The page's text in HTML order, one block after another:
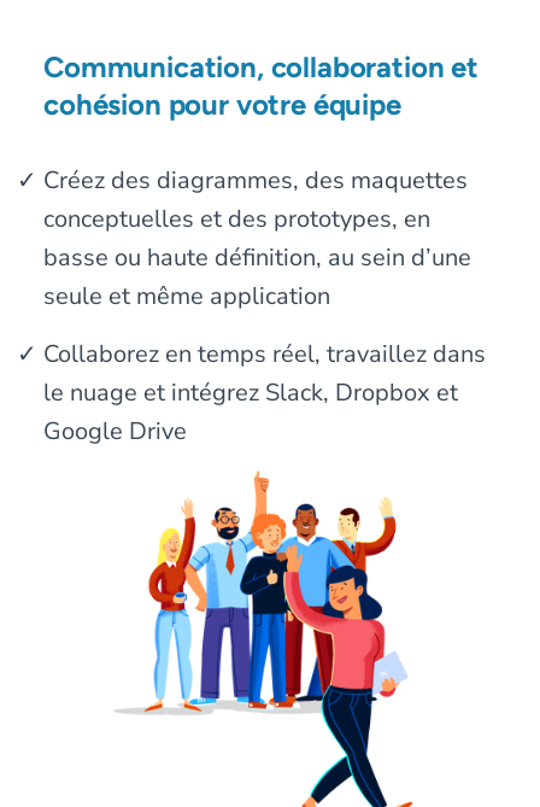
Communication, collaboration et
cohésion pour votre équipe
Créez des diagrammes, des maquettes
conceptuelles et des prototypes, en
basse ou haute définition, au sein d’une
seule et même application
Collaborez en temps réel, travaillez dans
le nuage et intégrez Slack, Dropbox et
Google Drive